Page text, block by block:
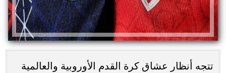
تتجه أنظار عشاق كرة القدم الأوروبية والعالمية